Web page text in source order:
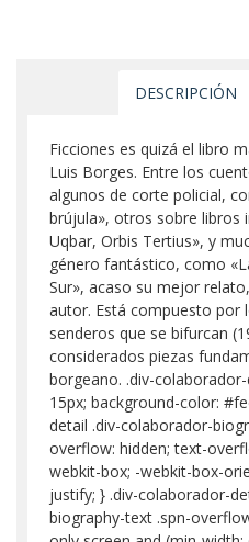
DESCRIPCIÓN
Ficciones es quizá el libro
Luis Borges. Entre los
algunos de corte policial,
brújula», otros sobre libros
Uqbar, Orbis Tertius», y
género fantástico, como
Sur», acaso su mejor
autor. Está compuesto por
senderos que se bifurcan
considerados piezas
borgeano. .div-
15px; background-color:
detail .div-colaborador-
overflow: hidden; text-
webkit-box; -webkit-box-
justify; } .div-colaborador-
biography-text .spn-